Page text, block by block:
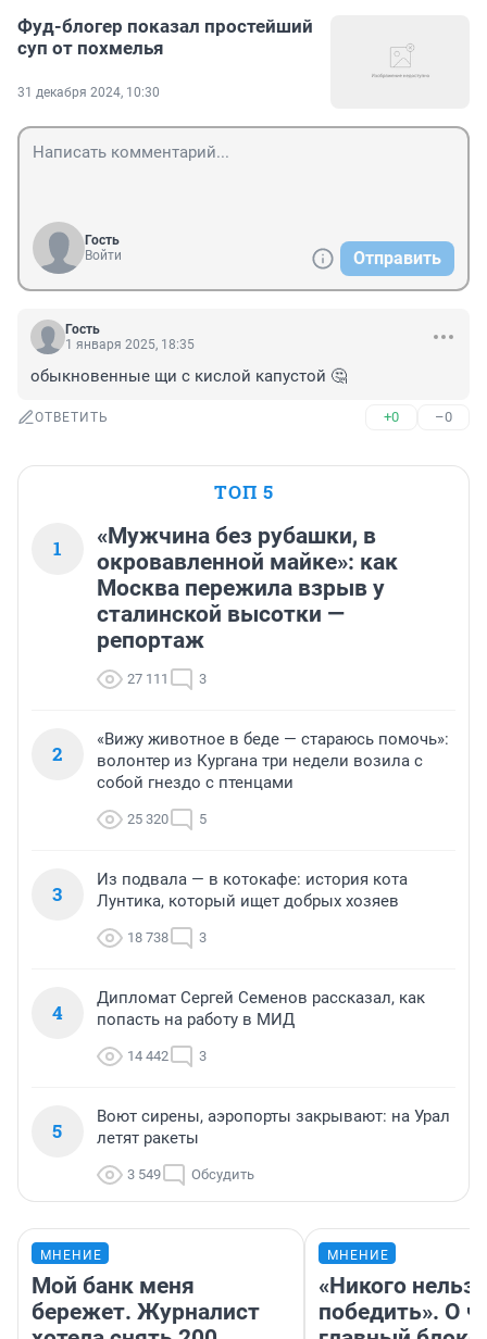
Фуд-блогер показал простейший
суп от похмелья
31 декабря 2024, 10:30
Гость
Войти
Отправить
Гость
1 января 2025, 18:35
обыкновенные щи с кислой капустой 🤔
ОТВЕТИТЬ +0 –0
ТОП 5
1
«Мужчина без рубашки, в
окровавленной майке»: как
Москва пережила взрыв у
сталинской высотки —
репортаж
27 111 3
2
«Вижу животное в беде — стараюсь помочь»:
волонтер из Кургана три недели возила с
собой гнездо с птенцами
25 320 5
3
Из подвала — в котокафе: история кота
Лунтика, который ищет добрых хозяев
18 738 3
4
Дипломат Сергей Семенов рассказал, как
попасть на работу в МИД
14 442 3
5
Воют сирены, аэропорты закрывают: на Урал
летят ракеты
3 549 Обсудить
МНЕНИЕ
Мой банк меня
бережет. Журналист
МНЕНИЕ
«Никого нельзя
победить». О